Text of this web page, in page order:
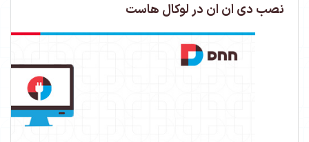
نصب دی ان ان در لوکال هاست